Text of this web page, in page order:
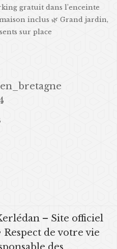
gratuit dans l’enceinte
inclus 🌿 Grand jardin,
sur place
– Site officiel
Respect de votre vie